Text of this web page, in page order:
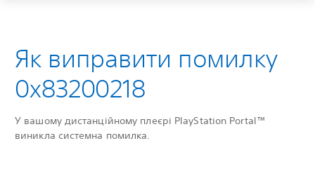
Як виправити помилку
0x83200218
У вашому дистанційному плеєрі PlayStation Portal™
виникла системна помилка.